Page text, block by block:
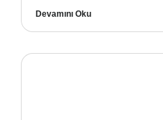
Devamını Oku